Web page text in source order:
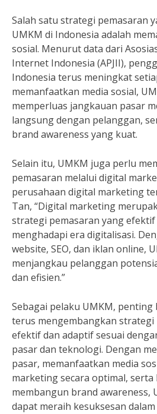
Salah satu strategi pemasaran
UMKM di Indonesia adalah
sosial. Menurut data dari
Internet Indonesia (APJII),
Indonesia terus meningkat
memanfaatkan media sosial,
memperluas jangkauan pasar
langsung dengan pelanggan,
brand awareness yang kuat.
Selain itu, UMKM juga perlu
pemasaran melalui digital
perusahaan digital marketing
Tan, “Digital marketing
strategi pemasaran yang
menghadapi era digitalisasi.
website, SEO, dan iklan online,
menjangkau pelanggan
dan efisien.”
Sebagai pelaku UMKM,
terus mengembangkan strategi
efektif dan adaptif sesuai
pasar dan teknologi. Dengan
pasar, memanfaatkan media
marketing secara optimal, serta
membangun brand awareness,
dapat meraih kesuksesan